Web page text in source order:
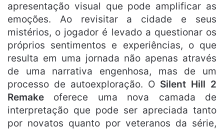
apresentação visual que pode amplificar as
emoções. Ao revisitar a cidade e seus
mistérios, o jogador é levado a questionar os
próprios sentimentos e experiências, o que
resulta em uma jornada não apenas através
de uma narrativa engenhosa, mas de um
processo de autoexploração. O Silent Hill 2
Remake oferece uma nova camada de
interpretação que pode ser apreciada tanto
por novatos quanto por veteranos da série,